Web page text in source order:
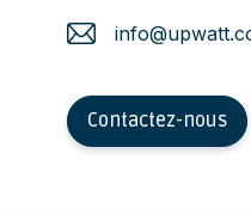
Contactez-nous